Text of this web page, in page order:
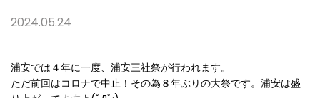
ち
し
た
(^_^)/
2024.05.24
浦安では４年に一度、浦安三社祭が行われます。
ただ前回はコロナで中止！その為８年ぶりの大祭です。浦安は盛